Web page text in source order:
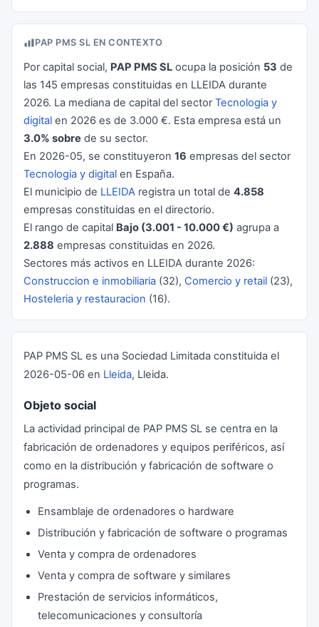
PAP PMS SL EN CONTEXTO
Por capital social, PAP PMS SL ocupa la posición 53 de
las 145 empresas constituidas en LLEIDA durante
2026. La mediana de capital del sectorTecnologia y
digital en 2026 es de 3.000 €. Esta empresa está un
3.0% sobre de su sector.
En 2026-05, se constituyeron 16 empresas del sector
Tecnologia y digital en España.
El municipio de LLEIDA registra un total de 4.858
empresas constituidas en el directorio.
El rango de capital Bajo (3.001 - 10.000 €) agrupa a
2.888 empresas constituidas en 2026.
Sectores más activos en LLEIDA durante 2026:
Construccion e inmobiliaria (32), Comercio y retail (23),
Hosteleria y restauracion (16).
PAP PMS SL es una Sociedad Limitada constituida el
2026-05-06 en Lleida, Lleida.
Objeto social
La actividad principal de PAP PMS SL se centra en la
fabricación de ordenadores y equipos periféricos, así
como en la distribución y fabricación de software o
programas.
Ensamblaje de ordenadores o hardware
Distribución y fabricación de software o programas
Venta y compra de ordenadores
Venta y compra de software y similares
Prestación de servicios informáticos,
telecomunicaciones y consultoría